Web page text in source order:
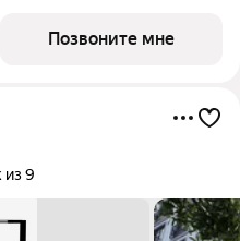
Глинки. Преимущества:
Позвоните мне
из 9